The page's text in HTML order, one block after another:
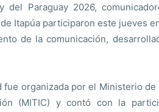
del Paraguay 2026,
Itapúa participaron este jueves
de la comunicación,
fue organizada por el Ministerio
(MITIC) y contó con la